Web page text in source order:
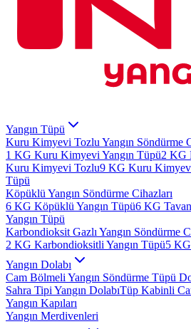
Yangın Tüpü
Kuru Kimyevi Tozlu Yangın Söndürme
1 KG Kuru Kimyevi Yangın Tüpü2 KG
Kuru Kimyevi Tozlu9 KG Kuru
Tüpü
Köpüklü Yangın Söndürme Cihazları
6 KG Köpüklü Yangın Tüpü6 KG
Yangın Tüpü
Karbondioksit Gazlı Yangın Söndürme
2 KG Karbondioksitli Yangın Tüpü5
Yangın Dolabı
Cam Bölmeli Yangın Söndürme Tüpü
Sahra Tipi Yangın DolabıTüp Kabinli
Yangın Kapıları
Yangın Merdivenleri